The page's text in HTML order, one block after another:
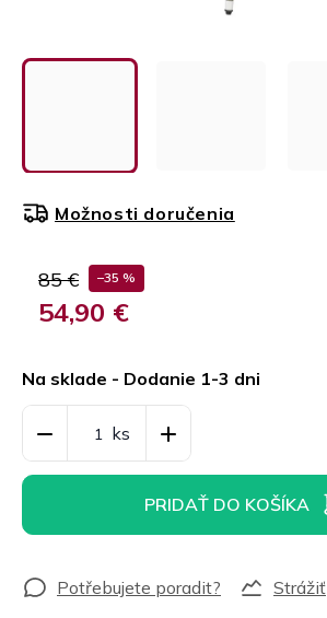
85 € –35 %
54,90 €
cena:
Na sklade - Dodanie 1-3 dni
Možnosti doručenia
PRIDAŤ DO KOŠÍKA
Strážiť